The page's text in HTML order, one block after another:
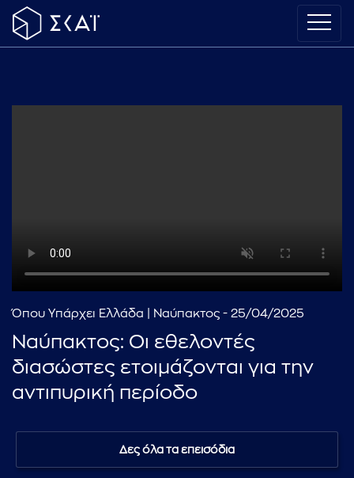
Όπου Υπάρχει Ελλάδα | Ναύπακτος - 25/04/2025
Ναύπακτος: Οι εθελοντές
διασώστες ετοιμάζονται για την
αντιπυρική περίοδο
Δες όλα τα επεισόδια